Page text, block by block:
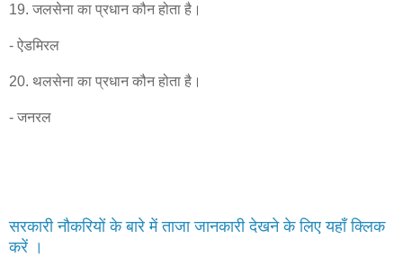
19. जलसेना का प्रधान कौन होता है।
- ऐडमिरल
20. थलसेना का प्रधान कौन होता है।
- जनरल
सरकारी नौकरियों के बारे में ताजा जानकारी देखने के लिए यहाँ क्लिक
करें ।